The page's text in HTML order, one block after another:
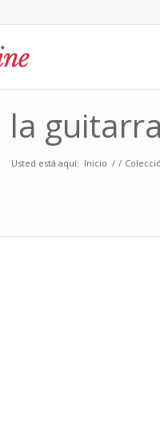
la
Usted está aquí: Inicio / /